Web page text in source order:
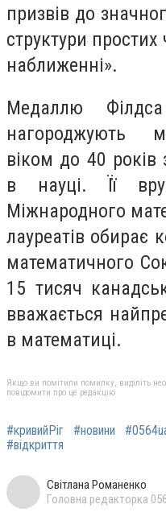
призвів до
структури
наближенні».
Медаллю
нагороджують
віком до 40 років
в науці. Її
Міжнародного
лауреатів обирає
математичного
15 тисяч
вважається
в математиці.
Якщо ви помітили помилку, виділіть
повідомити про це редакцію
#кривийРіг #новини
#відкриття
Світлана Романенко
Головна редакторка